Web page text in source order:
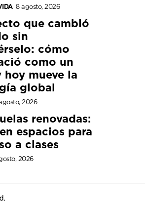
8 agosto, 2026
que cambió
sin
cómo
como un
mueve la
global
2026
renovadas:
espacios para
a clases
2026